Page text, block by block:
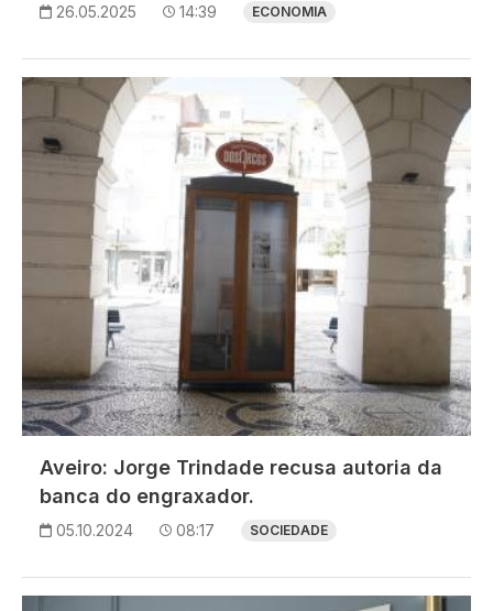
26.05.2025 14:39 ECONOMIA
Imagem
Aveiro: Jorge Trindade recusa autoria da
banca do engraxador.
05.10.2024 08:17 SOCIEDADE